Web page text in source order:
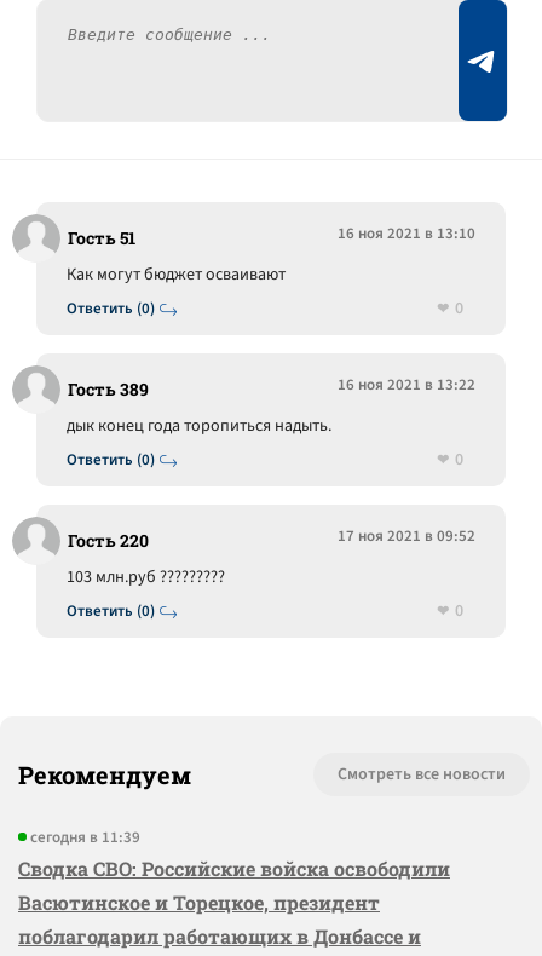
Гость 51 16 ноя 2021 в 13:10
Ответить (0)
Как могут бюджет осваивают
0
Гость 389 16 ноя 2021 в 13:22
Ответить (0)
дык конец года торопиться надыть.
0
Гость 220 17 ноя 2021 в 09:52
Ответить (0)
103 млн.руб ?????????
0
Рекомендуем Смотреть все новости
сегодня в 11:39
Сводка СВО: Российские войска освободили
Васютинское и Торецкое, президент
поблагодарил работающих в Донбассе и